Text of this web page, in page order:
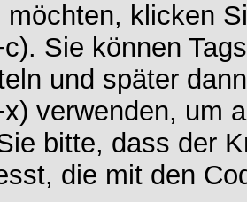
möchten, klicken
Sie können
und später
verwenden, um
bitte, dass der
die mit den